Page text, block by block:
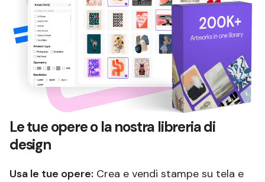
Le tue opere o la nostra libreria di
design
Usa le tue opere: Crea e vendi stampe su tela e